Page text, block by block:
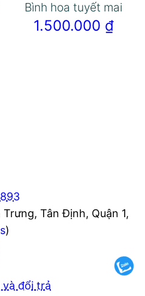
Bình hoa tuyết mai
1.500.000 ₫
Tân Định, Quận 1,
)
và đổi trả